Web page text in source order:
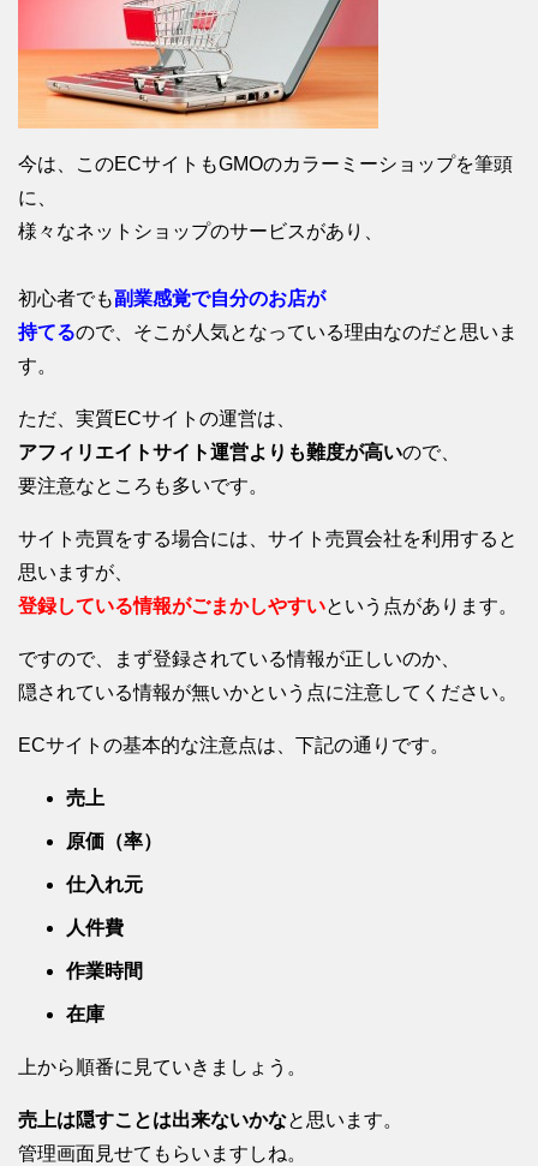
今は、このECサイトもGMOのカラーミーショップを筆頭
に、
様々なネットショップのサービスがあり、
初心者でも副業感覚で自分のお店が
持てるので、そこが人気となっている理由なのだと思いま
す。
ただ、実質ECサイトの運営は、
アフィリエイトサイト運営よりも難度が高いので、
要注意なところも多いです。
サイト売買をする場合には、サイト売買会社を利用すると
思いますが、
登録している情報がごまかしやすいという点があります。
ですので、まず登録されている情報が正しいのか、
隠されている情報が無いかという点に注意してください。
ECサイトの基本的な注意点は、下記の通りです。
売上
原価（率）
仕入れ元
人件費
作業時間
在庫
上から順番に見ていきましょう。
売上は隠すことは出来ないかなと思います。
管理画面見せてもらいますしね。